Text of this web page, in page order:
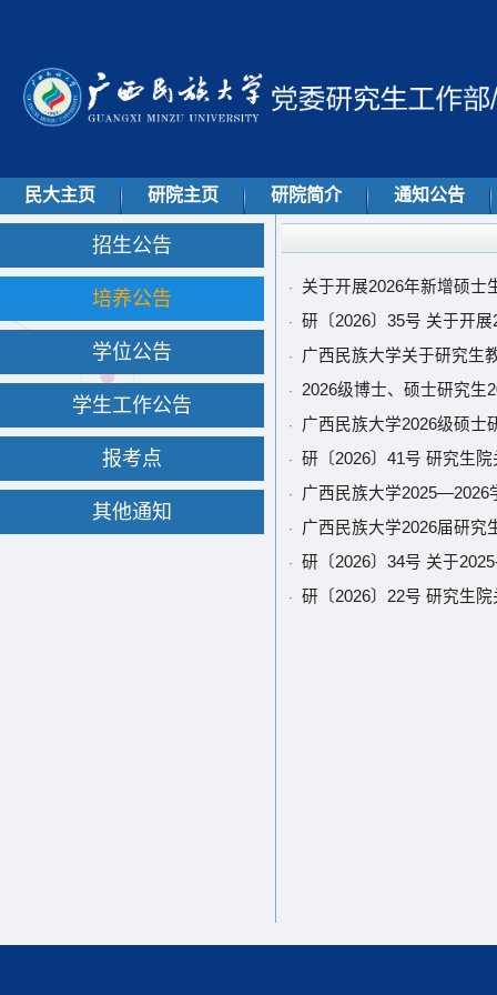
民大主页 研院主页 研院简介 通知公告
招生公告
培养公告
学位公告
学生工作公告
报考点
其他通知
· 关于开展2026年新增硕士
· 研〔2026〕35号 关于开
· 广西民族大学关于研究生
· 2026级博士、硕士研究生
· 广西民族大学2026级硕士
· 研〔2026〕41号 研究生
· 广西民族大学2025—2026
· 广西民族大学2026届研究
· 研〔2026〕34号 关于
· 研〔2026〕22号 研究生